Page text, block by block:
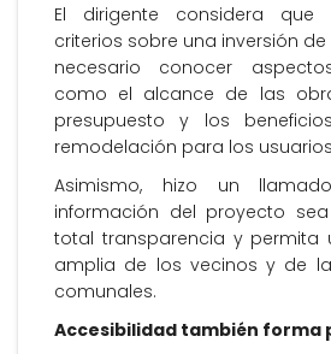
El dirigente considera
criterios sobre una inversión
necesario conocer
como el alcance de las
presupuesto y los
remodelación para los usuarios
Asimismo, hizo un
información del proyecto
total transparencia y permita
amplia de los vecinos y de
comunales.
Accesibilidad también forma